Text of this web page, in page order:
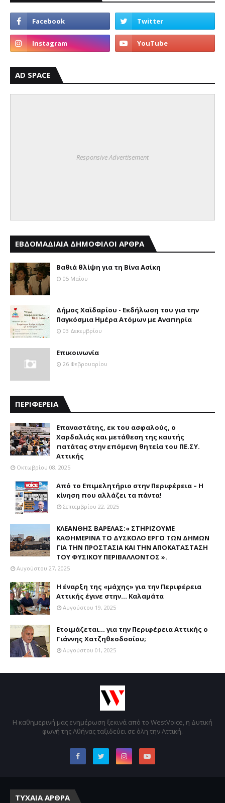
AD SPACE
Responsive Advertisement
ΕΒΔΟΜΑΔΙΑΙΑ ΔΗΜΟΦΙΛΟΙ ΑΡΘΡΑ
Βαθιά θλίψη για τη Βίνα Ασίκη
05 Μαΐου
Δήμος Χαϊδαρίου - Εκδήλωση του για την
Παγκόσμια Ημέρα Ατόμων με Αναπηρία
03 Δεκεμβρίου
Επικοινωνία
26 Φεβρουαρίου
ΠΕΡΙΦΕΡΕΙΑ
Επαναστάτης, εκ του ασφαλούς, ο
Χαρδαλιάς και μετάθεση της καυτής
πατάτας στην επόμενη θητεία του ΠΕ.ΣΥ.
Αττικής
Οκτωβρίου 08, 2025
Από το Επιμελητήριο στην Περιφέρεια – Η
κίνηση που αλλάζει τα πάντα!
Σεπτεμβρίου 22, 2025
ΚΛΕΑΝΘΗΣ ΒΑΡΕΛΑΣ:« ΣΤΗΡΙΖΟΥΜΕ
ΚΑΘΗΜΕΡΙΝΑ ΤΟ ΔΥΣΚΟΛΟ ΕΡΓΟ ΤΩΝ ΔΗΜΩΝ
ΓΙΑ ΤΗΝ ΠΡΟΣΤΑΣΙΑ ΚΑΙ ΤΗΝ ΑΠΟΚΑΤΑΣΤΑΣΗ
ΤΟΥ ΦΥΣΙΚΟΥ ΠΕΡΙΒΑΛΛΟΝΤΟΣ ».
Αυγούστου 27, 2025
Η έναρξη της «μάχης» για την Περιφέρεια
Αττικής έγινε στην... Καλαμάτα
Αυγούστου 19, 2025
Ετοιμάζεται... για την Περιφέρεια Αττικής ο
Γιάννης Χατζηθεοδοσίου;
Αυγούστου 01, 2025
Η καθημερινή μας ενημέρωση ξεκινά από το WestVoice, η Δυτική
φωνή της Αθήνας ταξιδεύει σε όλη την Αττική.
ΤΥΧΑΙΑ ΑΡΘΡΑ